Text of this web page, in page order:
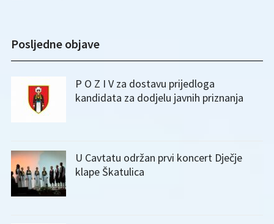
Posljedne objave
P O Z I V za dostavu prijedloga
kandidata za dodjelu javnih priznanja
U Cavtatu održan prvi koncert Dječje
klape Škatulica